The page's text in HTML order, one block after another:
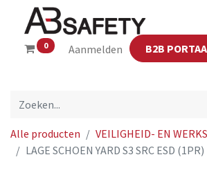
0 Aanmelden B2B
Alle producten
VEILIGHEID- EN
LAGE SCHOEN YARD S3 SRC ESD (1PR)